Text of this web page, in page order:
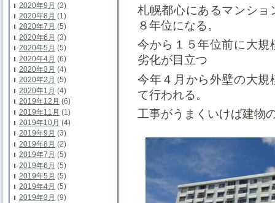
2020年9月 (2)
2020年8月 (1)
2020年7月 (5)
2020年6月 (3)
2020年5月 (5)
2020年4月 (6)
2020年3月 (4)
2020年2月 (5)
2020年1月 (4)
2019年12月 (6)
2019年11月 (1)
2019年10月 (4)
2019年9月 (3)
2019年8月 (2)
2019年7月 (5)
2019年6月 (5)
2019年5月 (5)
2019年4月 (5)
2019年3月 (9)
札幌都心にあるマンシ
８年位になる。
今から１５年位前に大
劣化が目立つ
今年４月から外壁の大
て行われる。
工事がうまくいけば建物